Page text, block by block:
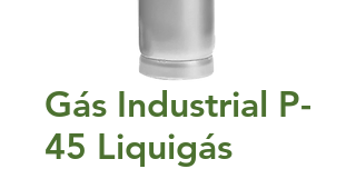
Gás Industrial P-
45 Liquigás